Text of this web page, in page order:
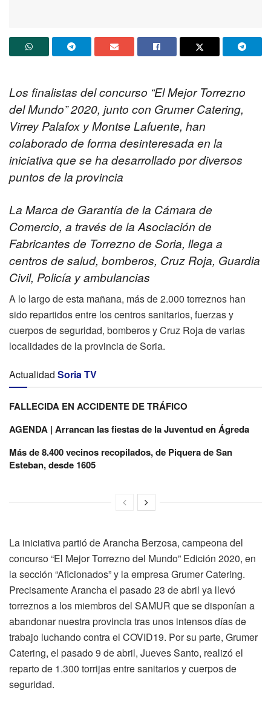
Los finalistas del concurso “El Mejor Torrezno
del Mundo” 2020, junto con Grumer Catering,
Virrey Palafox y Montse Lafuente, han
colaborado de forma desinteresada en la
iniciativa que se ha desarrollado por diversos
puntos de la provincia
La Marca de Garantía de la Cámara de
Comercio, a través de la Asociación de
Fabricantes de Torrezno de Soria, llega a
centros de salud, bomberos, Cruz Roja, Guardia
Civil, Policía y ambulancias
A lo largo de esta mañana, más de 2.000 torreznos han
sido repartidos entre los centros sanitarios, fuerzas y
cuerpos de seguridad, bomberos y Cruz Roja de varias
localidades de la provincia de Soria.
Actualidad Soria TV
FALLECIDA EN ACCIDENTE DE TRÁFICO
AGENDA | Arrancan las fiestas de la Juventud en Ágreda
Más de 8.400 vecinos recopilados, de Piquera de San
Esteban, desde 1605
La iniciativa partió de Arancha Berzosa, campeona del
concurso “El Mejor Torrezno del Mundo” Edición 2020, en
la sección “Aficionados” y la empresa Grumer Catering.
Precisamente Arancha el pasado 23 de abril ya llevó
torreznos a los miembros del SAMUR que se disponían a
abandonar nuestra provincia tras unos intensos días de
trabajo luchando contra el COVID19. Por su parte, Grumer
Catering, el pasado 9 de abril, Jueves Santo, realizó el
reparto de 1.300 torrijas entre sanitarios y cuerpos de
seguridad.